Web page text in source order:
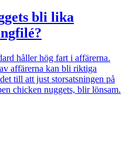
bli lika
håller hög fart i affärerna.
affärerna kan bli riktiga
till att just storsatsningen på
chicken nuggets, blir lönsam.